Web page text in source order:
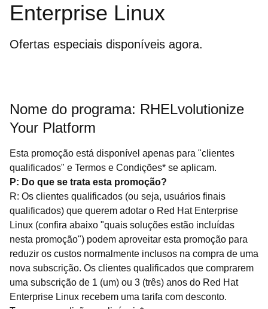
Enterprise Linux
Ofertas especiais disponíveis agora.
Nome do programa: RHELvolutionize
Your Platform
Esta promoção está disponível apenas para "clientes
qualificados" e Termos e Condições* se aplicam.
P: Do que se trata esta promoção?
R: Os clientes qualificados (ou seja, usuários finais
qualificados) que querem adotar o Red Hat Enterprise
Linux (confira abaixo "quais soluções estão incluídas
nesta promoção") podem aproveitar esta promoção para
reduzir os custos normalmente inclusos na compra de uma
nova subscrição. Os clientes qualificados que comprarem
uma subscrição de 1 (um) ou 3 (três) anos do Red Hat
Enterprise Linux recebem uma tarifa com desconto.